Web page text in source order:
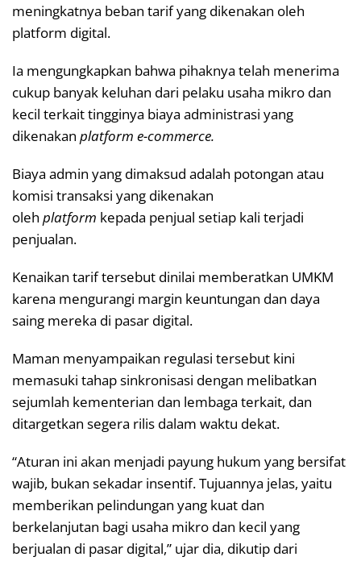
meningkatnya beban tarif yang dikenakan oleh
platform digital.
Ia mengungkapkan bahwa pihaknya telah menerima
cukup banyak keluhan dari pelaku usaha mikro dan
kecil terkait tingginya biaya administrasi yang
dikenakan platform e-commerce.
Biaya admin yang dimaksud adalah potongan atau
komisi transaksi yang dikenakan
oleh platform kepada penjual setiap kali terjadi
penjualan.
Kenaikan tarif tersebut dinilai memberatkan UMKM
karena mengurangi margin keuntungan dan daya
saing mereka di pasar digital.
Maman menyampaikan regulasi tersebut kini
memasuki tahap sinkronisasi dengan melibatkan
sejumlah kementerian dan lembaga terkait, dan
ditargetkan segera rilis dalam waktu dekat.
“Aturan ini akan menjadi payung hukum yang bersifat
wajib, bukan sekadar insentif. Tujuannya jelas, yaitu
memberikan pelindungan yang kuat dan
berkelanjutan bagi usaha mikro dan kecil yang
berjualan di pasar digital,” ujar dia, dikutip dari